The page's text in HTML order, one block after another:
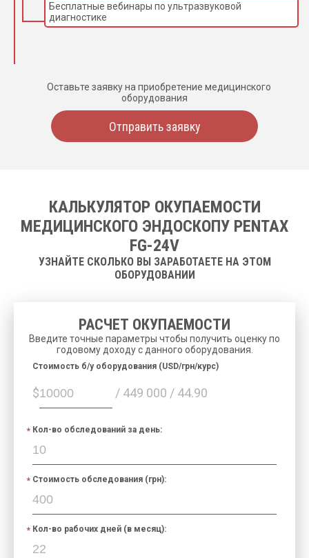
Бесплатные вебинары по ультразвуковой
диагностике
Оставьте заявку на приобретение медицинского
оборудования
Отправить заявку
КАЛЬКУЛЯТОР ОКУПАЕМОСТИ
МЕДИЦИНСКОГО ЭНДОСКОПУ PENTAX
FG-24V
УЗНАЙТЕ СКОЛЬКО ВЫ ЗАРАБОТАЕТЕ НА ЭТОМ
ОБОРУДОВАНИИ
РАСЧЕТ ОКУПАЕМОСТИ
Введите точные параметры чтобы получить оценку по
годовому доходу с данного оборудования.
$ / 449 000 / 44.90
Cтоимость б/у оборудования (USD/грн/курс)
Кол-во обследований за день:
Стоимость обследования (грн):
Кол-во рабочих дней (в месяц):